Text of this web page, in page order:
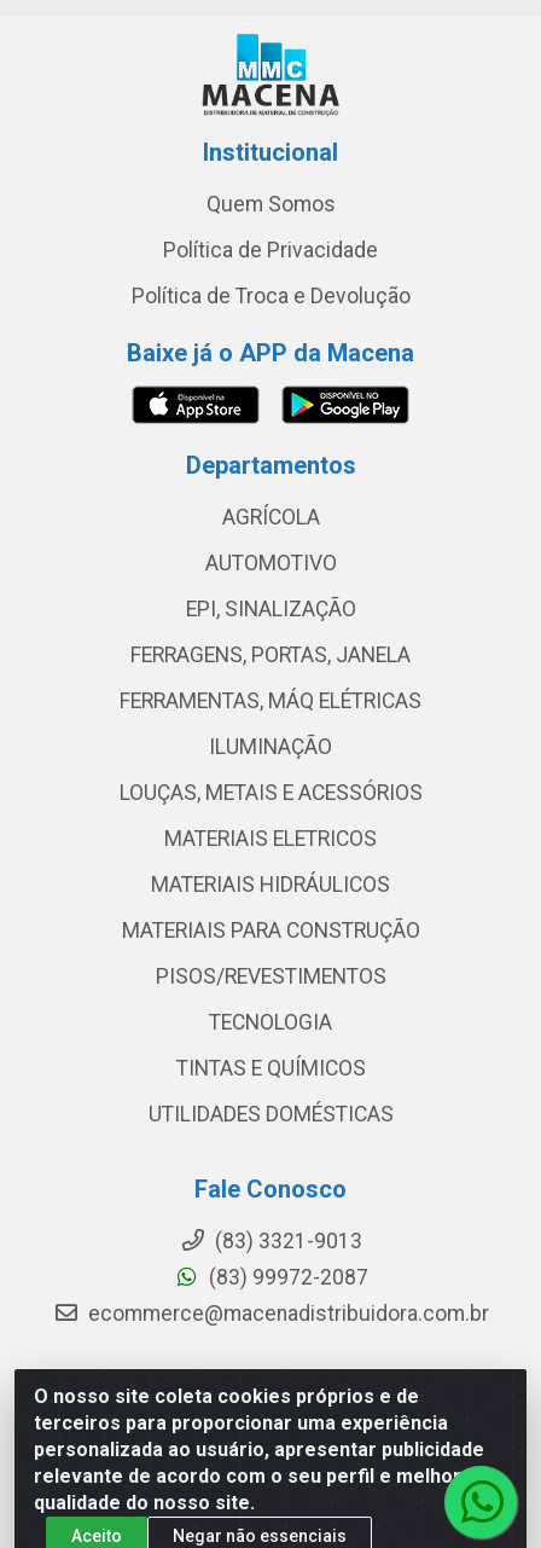
O nosso site coleta cookies próprios e de
terceiros para proporcionar uma experiência
personalizada ao usuário, apresentar publicidade
relevante de acordo com o seu perfil e melhorar a
qualidade do nosso site.
Aceito Negar não essenciais
Institucional
Quem Somos
Política de Privacidade
Política de Troca e Devolução
Baixe já o APP da Macena
Departamentos
AGRÍCOLA
AUTOMOTIVO
EPI, SINALIZAÇÃO
FERRAGENS, PORTAS, JANELA
FERRAMENTAS, MÁQ ELÉTRICAS
ILUMINAÇÃO
LOUÇAS, METAIS E ACESSÓRIOS
MATERIAIS ELETRICOS
MATERIAIS HIDRÁULICOS
MATERIAIS PARA CONSTRUÇÃO
PISOS/REVESTIMENTOS
TECNOLOGIA
TINTAS E QUÍMICOS
UTILIDADES DOMÉSTICAS
Fale Conosco
(83) 3321-9013
(83) 99972-2087
ecommerce@macenadistribuidora.com.br
Macena - Rua João Suassuna, 369 - Centro, Campina
Grande/PB - CEP 58.101-550 - CNPJ 08.592.396/0001-
15